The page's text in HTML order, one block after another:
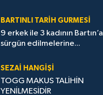
BARTINLI TARIH GURMESI
9 erkek ile 3 kadının Bartın’a
sürgün edilmelerine...
SEZAI HANGİŞİ
TOGG MAKUS TALİHİN
YENİLMESİDİR